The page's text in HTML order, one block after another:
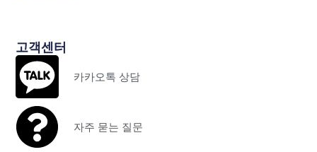
고객센터
카카오톡 상담
자주 묻는 질문